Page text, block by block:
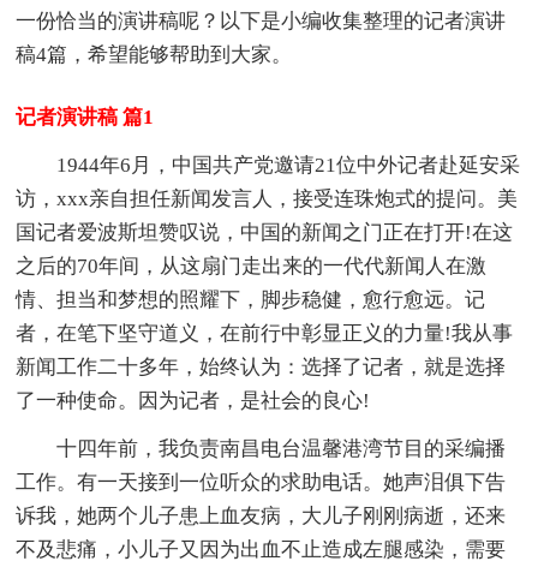
一份恰当的演讲稿呢？以下是小编收集整理的记者演讲
稿4篇，希望能够帮助到大家。
记者演讲稿 篇1
1944年6月，中国共产党邀请21位中外记者赴延安采
访，xxx亲自担任新闻发言人，接受连珠炮式的提问。美
国记者爱波斯坦赞叹说，中国的新闻之门正在打开!在这
之后的70年间，从这扇门走出来的一代代新闻人在激
情、担当和梦想的照耀下，脚步稳健，愈行愈远。记
者，在笔下坚守道义，在前行中彰显正义的力量!我从事
新闻工作二十多年，始终认为：选择了记者，就是选择
了一种使命。因为记者，是社会的良心!
十四年前，我负责南昌电台温馨港湾节目的采编播
工作。有一天接到一位听众的求助电话。她声泪俱下告
诉我，她两个儿子患上血友病，大儿子刚刚病逝，还来
不及悲痛，小儿子又因为出血不止造成左腿感染，需要